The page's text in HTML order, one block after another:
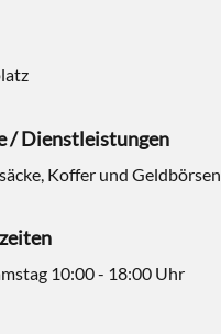
/ Dienstleistungen
Koffer und Geldbörsen
10:00 - 18:00 Uhr